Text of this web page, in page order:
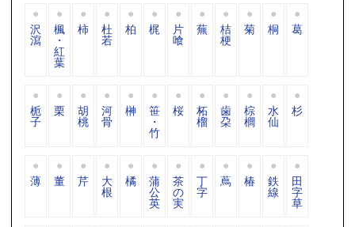
沢
瀉
楓
・
紅
葉
柿 杜
若
柏 梶 片
喰
蕪 桔
梗
菊 桐 葛
栀
子
栗 胡
桃
河
骨
榊 笹
・
竹
桜 柘
榴
歯
朶
棕
櫚
水
仙
杉
薄 董 芹 大
根
橘 蒲
公
英
茶
の
実
丁
字
蔦 椿 鉄
線
田
字
草